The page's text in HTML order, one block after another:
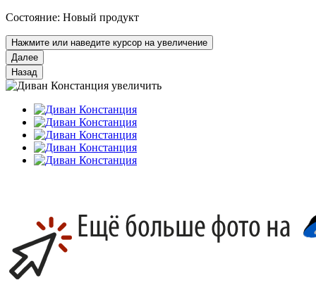
Состояние: Новый продукт
Нажмите или наведите курсор на увеличение
Далее
Назад
увеличить